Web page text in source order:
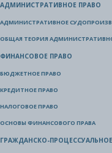
АДМИНИСТРАТИВНОЕ ПРАВО
АДМИНИСТРАТИВНОЕ
ОБЩАЯ ТЕОРИЯ
ФИНАНСОВОЕ ПРАВО
БЮДЖЕТНОЕ ПРАВО
КРЕДИТНОЕ ПРАВО
НАЛОГОВОЕ ПРАВО
ОСНОВЫ ФИНАНСОВОГО ПРАВА
ГРАЖДАНСКО-